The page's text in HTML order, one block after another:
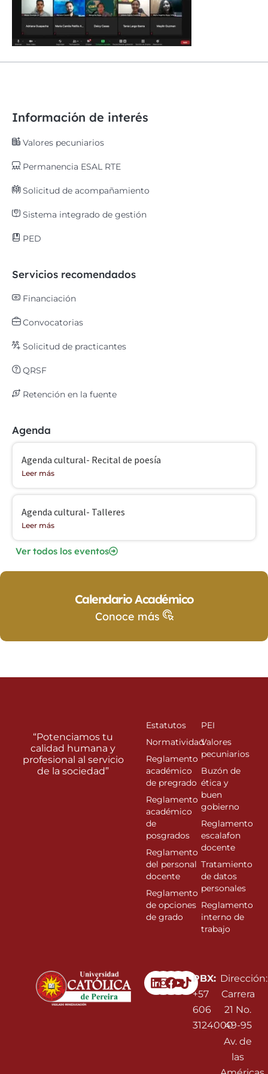
Información de interés
Valores pecuniarios
Permanencia ESAL RTE
Solicitud de acompañamiento
Sistema integrado de gestión
PED
Servicios recomendados
Financiación
Convocatorias
Solicitud de practicantes
QRSF
Retención en la fuente
Agenda
Agenda cultural- Recital de poesía
Leer más
Agenda cultural- Talleres
Leer más
Ver todos los eventos
Calendario Académico
Conoce más
Linkedin
Instagram
Facebook
Youtube
PBX:
+57
606
3124000
Dirección:
Carrera
21 No.
49-95
Av. de
las
“Potenciamos tu
calidad humana y
profesional al servicio
de la sociedad”
Estatutos
Normatividad
Reglamento
académico
de pregrado
Reglamento
académico
de
posgrados
Reglamento
del personal
docente
Reglamento
de opciones
de grado
PEI
Valores
pecuniarios
Buzón de
ética y
buen
gobierno
Reglamento
escalafon
docente
Tratamiento
de datos
personales
Reglamento
interno de
trabajo